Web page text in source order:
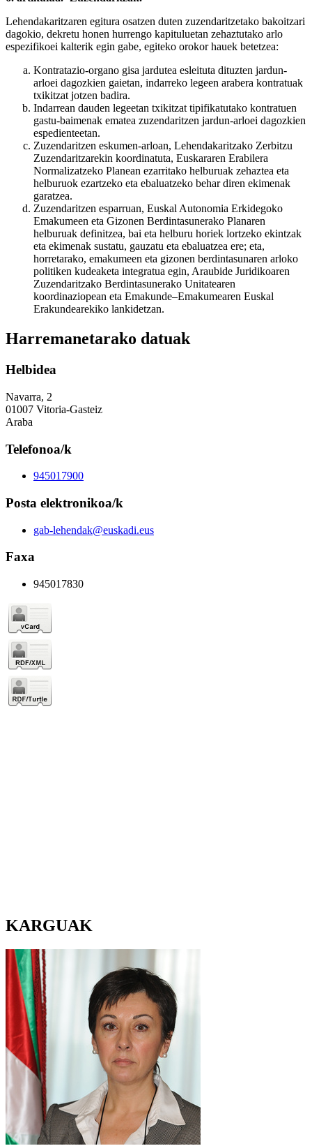
Lehendakaritzaren egitura osatzen duten zuzendaritzetako bakoitzari
dagokio, dekretu honen hurrengo kapituluetan zehaztutako arlo
espezifikoei kalterik egin gabe, egiteko orokor hauek betetzea:
Kontratazio-organo gisa jardutea esleituta dituzten jardun-
arloei dagozkien gaietan, indarreko legeen arabera kontratuak
txikitzat jotzen badira.
Indarrean dauden legeetan txikitzat tipifikatutako kontratuen
gastu-baimenak ematea zuzendaritzen jardun-arloei dagozkien
espedienteetan.
Zuzendaritzen eskumen-arloan, Lehendakaritzako Zerbitzu
Zuzendaritzarekin koordinatuta, Euskararen Erabilera
Normalizatzeko Planean ezarritako helburuak zehaztea eta
helburuok ezartzeko eta ebaluatzeko behar diren ekimenak
garatzea.
Zuzendaritzen esparruan, Euskal Autonomia Erkidegoko
Emakumeen eta Gizonen Berdintasunerako Planaren
helburuak definitzea, bai eta helburu horiek lortzeko ekintzak
eta ekimenak sustatu, gauzatu eta ebaluatzea ere; eta,
horretarako, emakumeen eta gizonen berdintasunaren arloko
politiken kudeaketa integratua egin, Araubide Juridikoaren
Zuzendaritzako Berdintasunerako Unitatearen
koordinaziopean eta Emakunde–Emakumearen Euskal
Erakundearekiko lankidetzan.
Harremanetarako datuak
Helbidea
Navarra, 2
01007 Vitoria-Gasteiz
Araba
Telefonoa/k
945017900
Posta elektronikoa/k
gab-lehendak@euskadi.eus
Faxa
945017830
KARGUAK